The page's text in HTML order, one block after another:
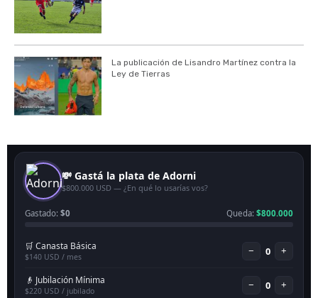
La publicación de Lisandro Martínez contra la
Ley de Tierras